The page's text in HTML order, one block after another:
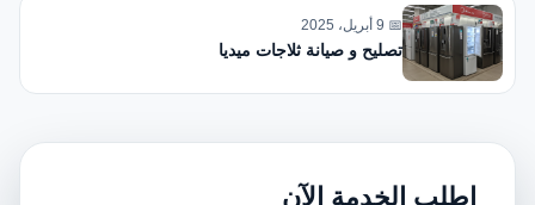
📅 9 أبريل، 2025
تصليح و صيانة ثلاجات ميديا
اطلب الخدمة الآن